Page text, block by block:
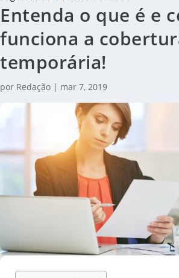
Entenda o que é e
funciona a
temporária!
por Redação | mar 7, 2019